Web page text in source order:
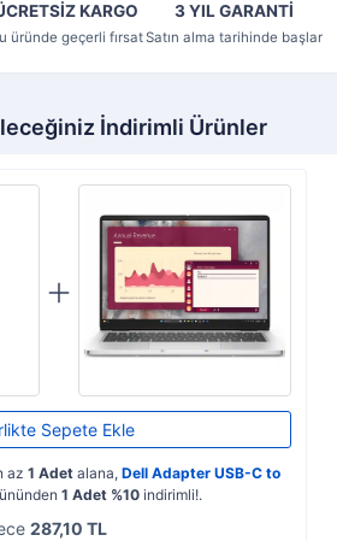
KARGO
üründe geçerli fırsat
3 YILGARANTİ
Satın alma tarihinde başlar
İndirimli Ürünler
Sepete Ekle
az 1 Adet alana, Dell Adapter USB-C to
1 Adet %10 indirimli!.
287,10 TL